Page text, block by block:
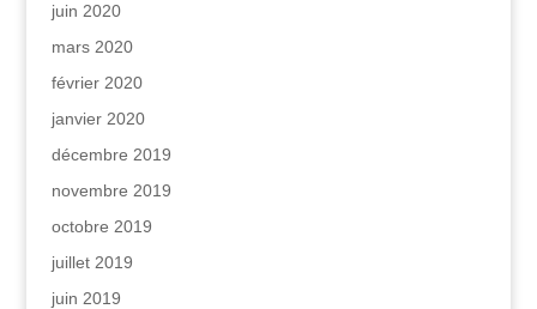
juin 2020
mars 2020
février 2020
janvier 2020
décembre 2019
novembre 2019
octobre 2019
juillet 2019
juin 2019